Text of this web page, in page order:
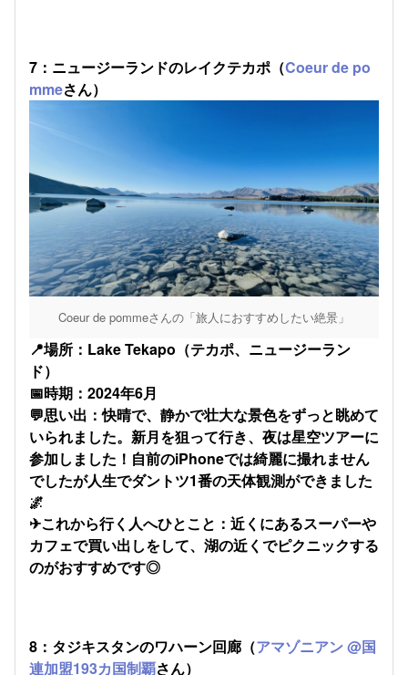
7：ニュージーランドのレイクテカポ（Coeur de po
mmeさん）
Coeur de pommeさんの「旅人におすすめしたい絶景」
​📍場所：​Lake Tekapo（テカポ、ニュージーラン
ド）
📅時期：2024年6月
💬思い出：快晴で、静かで壮大な景色をずっと眺めて
いられました。新月を狙って行き、夜は星空ツアーに
参加しました！自前のiPhoneでは綺麗に撮れません
でしたが人生でダントツ1番の天体観測ができました
🌌
✈これから行く人へひとこと：近くにあるスーパーや
カフェで買い出しをして、湖の近くでピクニックする
のがおすすめです◎
8：タジキスタンのワハーン回廊（アマゾニアン @国
連加盟193カ国制覇さん）